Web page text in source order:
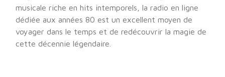
musicale riche en hits intemporels, la radio en ligne
dédiée aux années 80 est un excellent moyen de
voyager dans le temps et de redécouvrir la magie de
cette décennie légendaire.